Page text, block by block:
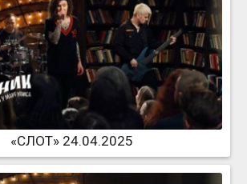
«СЛОТ» 24.04.2025